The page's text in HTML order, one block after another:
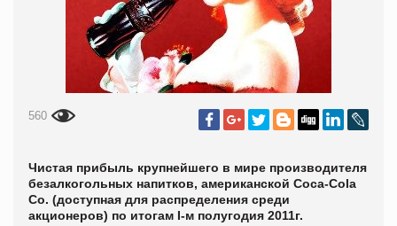
560
Чистая прибыль крупнейшего в мире производителя
безалкогольных напитков, американской Coca-Cola
Co. (доступная для распределения среди
акционеров) по итогам I-м полугодия 2011г.